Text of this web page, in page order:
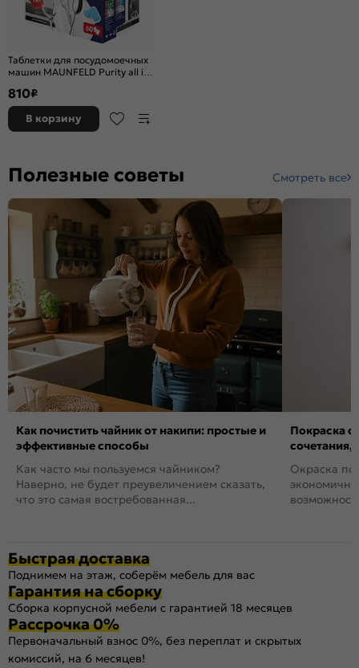
Таблетки для посудомоечных
машин MAUNFELD Purity all in
упаковке)
810₽
В корзину
Полезные советы Смотреть все
Как почистить чайник от накипи: простые и
эффективные способы
Как часто мы пользуемся чайником?
Наверно, не будет преувеличением сказать,
что это самая востребованная...
Покраска
сочетания,
Окраска
Быстрая доставка
Поднимем на этаж, соберём мебель для вас
Гарантия на сборку
Сборка корпусной мебели с гарантией 18 месяцев
Рассрочка 0%
Первоначальный взнос 0%, без переплат и скрытых
комиссий, на 6 месяцев!